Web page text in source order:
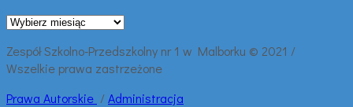
Archiwalne
Zespół Szkolno-Przedszkolny nr 1 w Malborku © 2021 /
Wszelkie prawa zastrzeżone
Prawa Autorskie /Administracja